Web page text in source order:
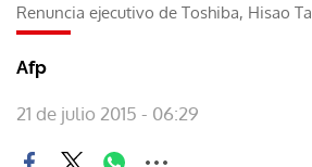
Renuncia ejecutivo de Toshiba, Hisao
Afp
21 de julio 2015 - 06:29